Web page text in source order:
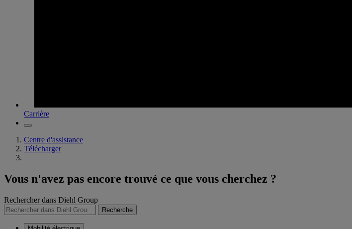
Carrière
Centre d'assistance
Télécharger
Vous n'avez pas encore trouvé ce que vous cherchez ?
Rechercher dans Diehl Group
Recherche